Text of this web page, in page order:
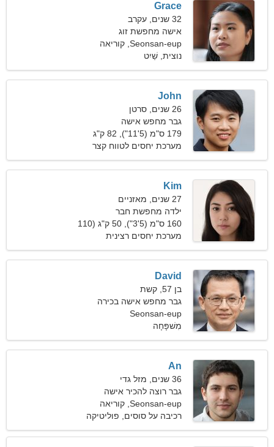
Grace
32 שנים, עקרב
אישה מחפשת זוג
Seonsan-eup, קוריאה
הדרומית
נוצית, שַׁיִט
John
26 שנים, סרטן
גבר מחפש אישה
179 ס"מ (5'11"), 82 ק"ג
(180 פאונד)
מערכת יחסים לטווח קצר
Kim
27 שנים, מאזניים
ילדה מחפשת חבר
160 ס"מ (5'3"), 50 ק"ג (110
פאונד)
מערכת יחסים רצינית
David
בן 57, קשת
גבר מחפש אישה בכירה
Seonsan-eup
מִשׁפָּחָה
An
36 שנים, מזל גדי
גבר רוצה להכיר אישה
Seonsan-eup, קוריאה
הדרומית
רכיבה על סוסים, פוליטיקה
ומשפטים